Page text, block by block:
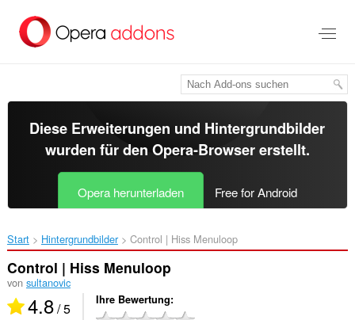
Hauptinhalt
springen
Diese Erweiterungen und Hintergrundbilder
wurden für den Opera-Browsererstellt.
Opera herunterladen Free for Android
Start Hintergrundbilder Control | Hiss Menuloop‎
Control | Hiss Menuloop
von sultanovic
4.8/ 5 Ihre Bewertung